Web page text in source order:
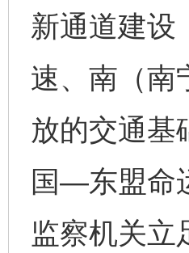
新通道建设
速、南（南
放的交通基
国—东盟命
监察机关立